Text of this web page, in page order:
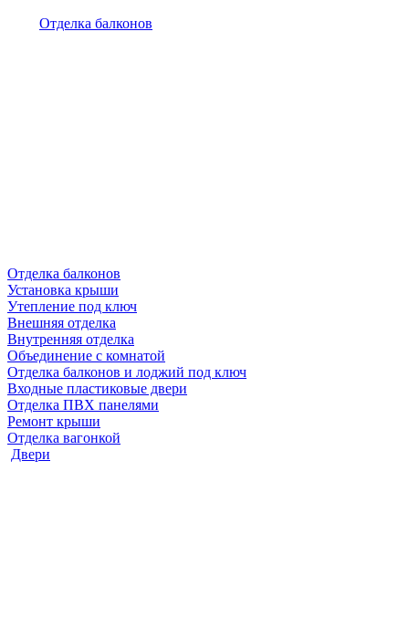
Отделка балконов
Отделка балконов
Установка крыши
Утепление под ключ
Внешняя отделка
Внутренняя отделка
Объединение с комнатой
Отделка балконов и лоджий под ключ
Входные пластиковые двери
Отделка ПВХ панелями
Ремонт крыши
Отделка вагонкой
Двери